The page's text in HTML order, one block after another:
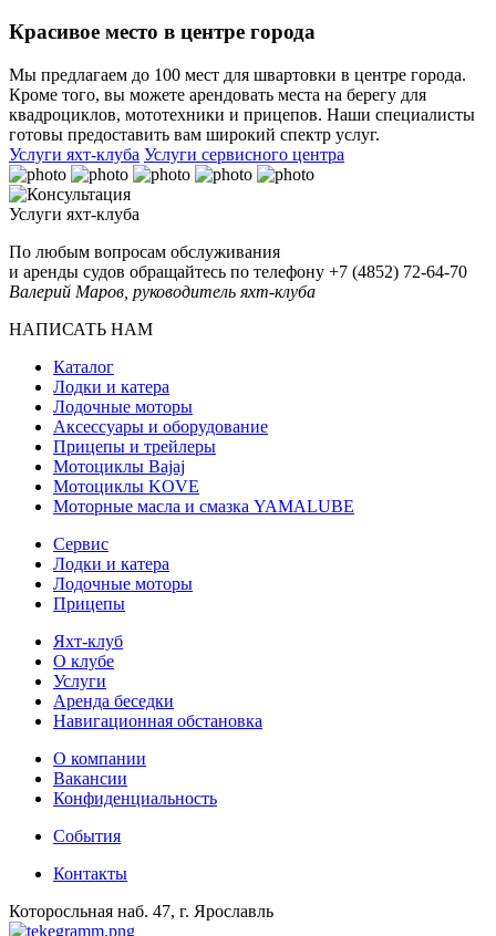
Красивое место в центре города
Мы предлагаем до 100 мест для швартовки в центре города.
Кроме того, вы можете арендовать места на берегу для
квадроциклов, мототехники и прицепов. Наши специалисты
готовы предоставить вам широкий спектр услуг.
Услуги яхт-клуба Услуги сервисного центра
Услуги яхт-клуба
По любым вопросам обслуживания
и аренды судов обращайтесь по телефону +7 (4852) 72-64-70
Валерий Маров, руководитель яхт-клуба
НАПИСАТЬ НАМ
Каталог
Лодки и катера
Лодочные моторы
Аксессуары и оборудование
Прицепы и трейлеры
Мотоциклы Bajaj
Мотоциклы KOVE
Моторные масла и смазка YAMALUBE
Сервис
Лодки и катера
Лодочные моторы
Прицепы
Яхт-клуб
О клубе
Услуги
Аренда беседки
Навигационная обстановка
О компании
Вакансии
Конфиденциальность
События
Контакты
Которосльная наб. 47, г. Ярославль